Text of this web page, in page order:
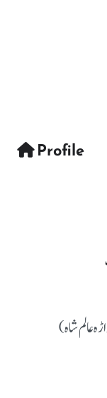
Profile
عالم شاہ)